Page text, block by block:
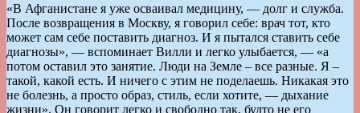
«В Афганистане я уже осваивал медицину, — долг и служба.
После возвращения в Москву, я говорил себе: врач тот, кто
может сам себе поставить диагноз. И я пытался ставить себе
диагнозы», — вспоминает Вилли и легко улыбается, — «а
потом оставил это занятие. Люди на Земле – все разные. Я –
такой, какой есть. И ничего с этим не поделаешь. Никакая это
не болезнь, а просто образ, стиль, если хотите, — дыхание
жизни». Он говорит легко и свободно так, будто не его